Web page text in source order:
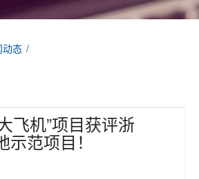
动态 /
飞机”项目获评浙
范项目！